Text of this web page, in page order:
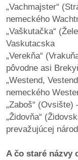
„Vachmajster“
nemeckého
„Vaškutačka“
Vaskutacska
„Verekňa“
pôvodne asi
„Westend,
nemeckého
„Zaboš“ (Ovsište)
„Židovňa“
prevažujúcej
A čo staré názvy